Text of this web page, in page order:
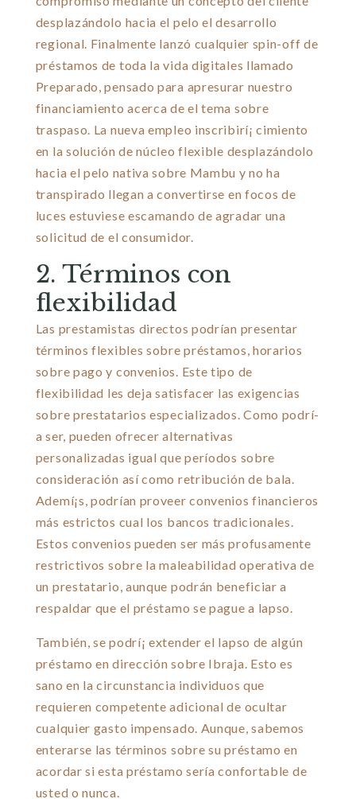
desplazándolo hacia el pelo el desarrollo
regional. Finalmente lanzó cualquier spin-off de
préstamos de toda la vida digitales llamado
Preparado, pensado para apresurar nuestro
financiamiento acerca de el tema sobre
traspaso. La nueva empleo inscribirí¡ cimiento
en la solución de núcleo flexible desplazándolo
hacia el pelo nativa sobre Mambu y no ha
transpirado llegan a convertirse en focos de
luces estuviese escamando de agradar una
solicitud de el consumidor.
2. Términos con
flexibilidad
Las prestamistas directos podrían presentar
términos flexibles sobre préstamos, horarios
sobre pago y convenios. Este tipo de
flexibilidad les deja satisfacer las exigencias
sobre prestatarios especializados. Como podrí­
a ser, pueden ofrecer alternativas
personalizadas igual que períodos sobre
consideración así­ como retribución de bala.
Ademí¡s, podrían proveer convenios financieros
más estrictos cual los bancos tradicionales.
Estos convenios pueden ser más profusamente
restrictivos sobre la maleabilidad operativa de
un prestatario, aunque podrán beneficiar a
respaldar que el préstamo se pague a lapso.
También, se podrí¡ extender el lapso de algún
préstamo en dirección sobre Ibraja. Esto es
sano en la circunstancia individuos que
requieren competente adicional de ocultar
cualquier gasto impensado. Aunque, sabemos
enterarse las términos sobre su préstamo en
acordar si esta préstamo serí­a confortable de
usted o nunca.